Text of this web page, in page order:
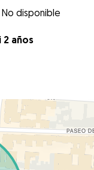
No disponible
2 años